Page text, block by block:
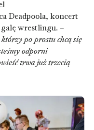
Deadpoola, koncert
wrestlingu. –
po prostu chcą się
odporni
trwa już trzecią